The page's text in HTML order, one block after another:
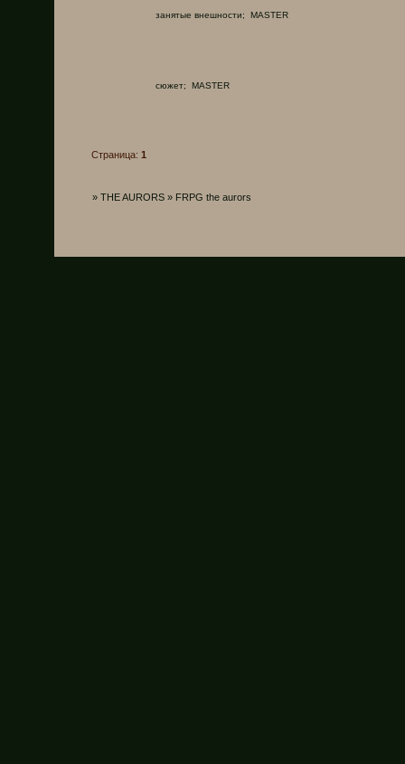
занятые внешности; MASTER
сюжет; MASTER
Страница: 1
» THE AURORS » FRPG the aurors